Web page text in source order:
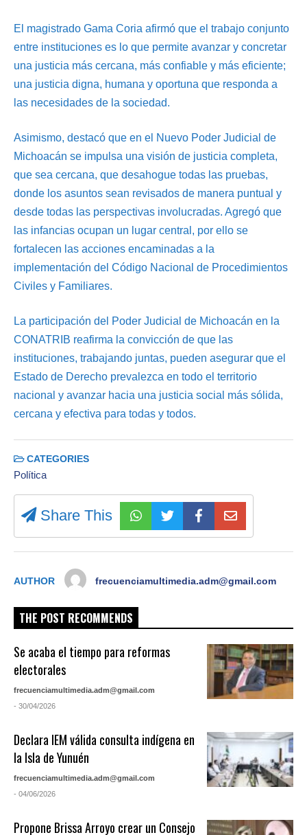
El magistrado Gama Coria afirmó que el trabajo conjunto
entre instituciones es lo que permite avanzar y concretar
una justicia más cercana, más confiable y más eficiente;
una justicia digna, humana y oportuna que responda a
las necesidades de la sociedad.
Asimismo, destacó que en el Nuevo Poder Judicial de
Michoacán se impulsa una visión de justicia completa,
que sea cercana, que desahogue todas las pruebas,
donde los asuntos sean revisados de manera puntual y
desde todas las perspectivas involucradas. Agregó que
las infancias ocupan un lugar central, por ello se
fortalecen las acciones encaminadas a la
implementación del Código Nacional de Procedimientos
Civiles y Familiares.
La participación del Poder Judicial de Michoacán en la
CONATRIB reafirma la convicción de que las
instituciones, trabajando juntas, pueden asegurar que el
Estado de Derecho prevalezca en todo el territorio
nacional y avanzar hacia una justicia social más sólida,
cercana y efectiva para todas y todos.
CATEGORIES
Política
Share This
AUTHOR frecuenciamultimedia.adm@gmail.com
THE POST RECOMMENDS
Se acaba el tiempo para reformas
electorales
frecuenciamultimedia.adm@gmail.com
- 30/04/2026
Declara IEM válida consulta indígena en
la Isla de Yunuén
frecuenciamultimedia.adm@gmail.com
- 04/06/2026
Propone Brissa Arroyo crear un Consejo